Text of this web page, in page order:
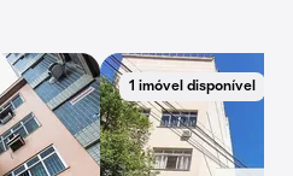
1 imóvel disponível